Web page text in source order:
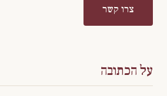
צרו קשר
על הכתובה